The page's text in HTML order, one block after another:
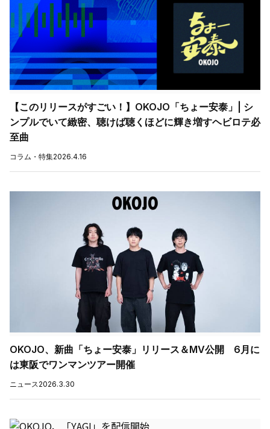
【このリリースがすごい！】OKOJO「ちょー安泰」| シ
ンプルでいて緻密、聴けば聴くほどに輝き増すヘビロテ必
至曲
コラム・特集2026.4.16
OKOJO、新曲「ちょー安泰」リリース＆MV公開 6月に
は東阪でワンマンツアー開催
ニュース 2026.3.30